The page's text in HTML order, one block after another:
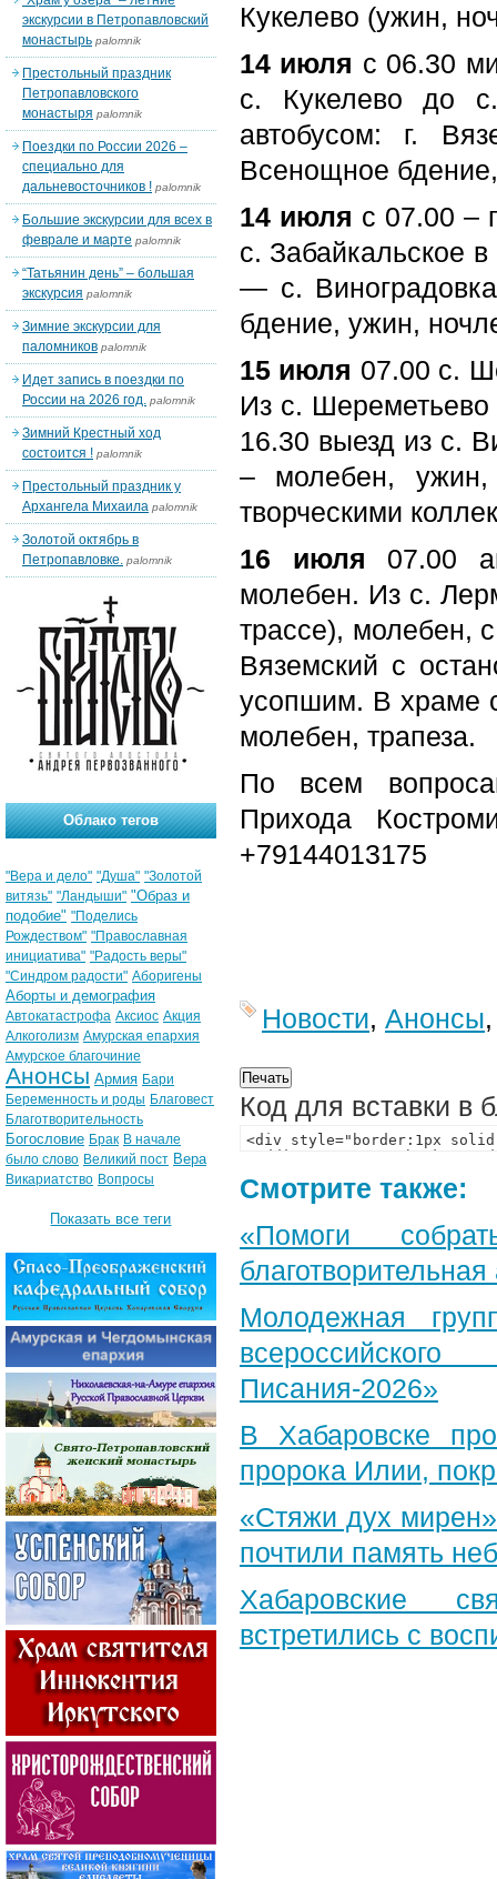
Кукелево (ужин,
14 июля с 06.30
с. Кукелево до
автобусом: г.
Всенощное
14 июля с 07.00 –
с. Забайкальское
— с.
бдение, ужин,
15 июля 07.00 с.
Из с.
16.30 выезд из с.
– молебен, ужин,
творческими
16 июля 07.00
молебен. Из с.
трассе), молебен,
Вяземский с
усопшим. В храме
молебен, трапеза.
По всем
Прихода
+79144013175
Новости, Анонсы
Код для вставки в
Смотрите также:
«Помоги
Молодежная
Писания-2026»
В Хабаровске
пророка Илии,
«Стяжи дух
почтили память
Хабаровские
встретились с
экскурсии в Петропавловский
монастырь palomnik
Престольный праздник
Петропавловского
монастыря palomnik
Поездки по России 2026 –
специально для
дальневосточников ! palomnik
Большие экскурсии для всех в
феврале и марте palomnik
“Татьянин день” – большая
экскурсия palomnik
Зимние экскурсии для
паломников palomnik
Идет запись в поездки по
России на 2026 год. palomnik
Зимний Крестный ход
состоится ! palomnik
Престольный праздник у
Архангела Михаила palomnik
Золотой октябрь в
Петропавловке. palomnik
Облако тегов
"Вера и дело" "Душа" "Золотой
витязь" "Ландыши" "Образ и
подобие" "Поделись
Рождеством" "Православная
инициатива" "Радость веры"
"Синдром радости" Аборигены
Аборты и демография
Автокатастрофа Аксиос Акция
Алкоголизм Амурская епархия
Амурское благочиние
Анонсы Армия Бари
Беременность и роды Благовест
Благотворительность
Богословие Брак В начале
было слово Великий пост Вера
Викариатство Вопросы
Показать все теги